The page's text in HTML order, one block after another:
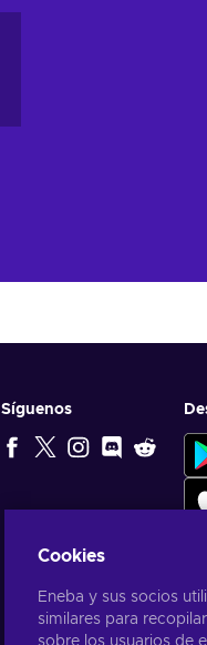
Síguenos
Cookies
Eneba y sus socios
similares para
sobre los usuarios de